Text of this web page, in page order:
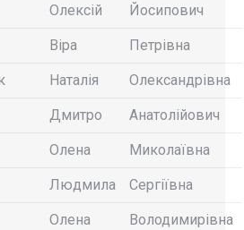
Олексій Йосипович
Віра Петрівна
Наталія Олександрівна
Дмитро Анатолійович
Олена Миколаївна
Людмила Сергіївна
Олена Володимирівна